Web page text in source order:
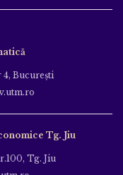
4, Bucureşti
Tg. Jiu
Tg. Jiu